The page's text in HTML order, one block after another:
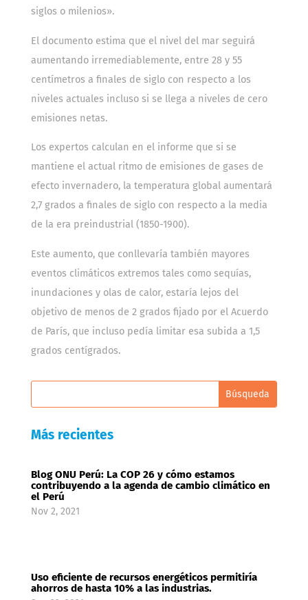
siglos o milenios».
El documento estima que el nivel del mar seguirá
aumentando irremediablemente, entre 28 y 55
centímetros a finales de siglo con respecto a los
niveles actuales incluso si se llega a niveles de cero
emisiones netas.
Los expertos calculan en el informe que si se
mantiene el actual ritmo de emisiones de gases de
efecto invernadero, la temperatura global aumentará
2,7 grados a finales de siglo con respecto a la media
de la era preindustrial (1850-1900).
Este aumento, que conllevaría también mayores
eventos climáticos extremos tales como sequías,
inundaciones y olas de calor, estaría lejos del
objetivo de menos de 2 grados fijado por el Acuerdo
de París, que incluso pedía limitar esa subida a 1,5
grados centígrados.
Más recientes
Blog ONU Perú: La COP 26 y cómo estamos
contribuyendo a la agenda de cambio climático en
el Perú
Nov 2, 2021
Uso eficiente de recursos energéticos permitiría
ahorros de hasta 10% a las industrias.